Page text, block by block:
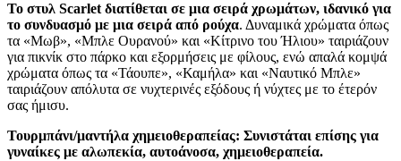
Το στυλ Scarlet διατίθεται σε μια σειρά χρωμάτων, ιδανικό για
το συνδυασμό με μια σειρά από ρούχα. Δυναμικά χρώματα όπως
τα «Μωβ», «Μπλε Ουρανού» και «Κίτρινο του Ήλιου» ταιριάζουν
για πικνίκ στο πάρκο και εξορμήσεις με φίλους, ενώ απαλά κομψά
χρώματα όπως τα «Τάουπε», «Καμήλα» και «Ναυτικό Μπλε»
ταιριάζουν απόλυτα σε νυχτερινές εξόδους ή νύχτες με το έτερόν
σας ήμισυ.
Τουρμπάνι/μαντήλα χημειοθεραπείας: Συνιστάται επίσης για
γυναίκες με αλωπεκία, αυτοάνοσα, χημειοθεραπεία.